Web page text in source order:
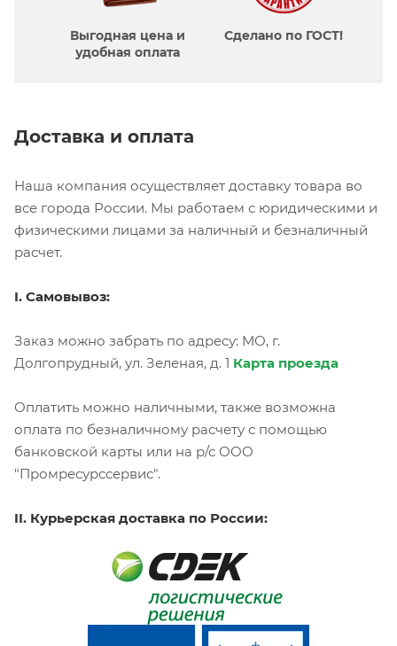
Выгодная цена и
удобная оплата
Сделано по ГОСТ!
Доставка и оплата
Наша компания осуществляет доставку товара во
все города России. Мы работаем с юридическими и
физическими лицами за наличный и безналичный
расчет.
I. Самовывоз:
Заказ можно забрать по адресу: МО, г.
Долгопрудный, ул. Зеленая, д. 1 Карта проезда
Оплатить можно наличными, также возможна
оплата по безналичному расчету с помощью
банковской карты или на р/с ООО
"Промресурссервис".
II. Курьерская доставка по России: